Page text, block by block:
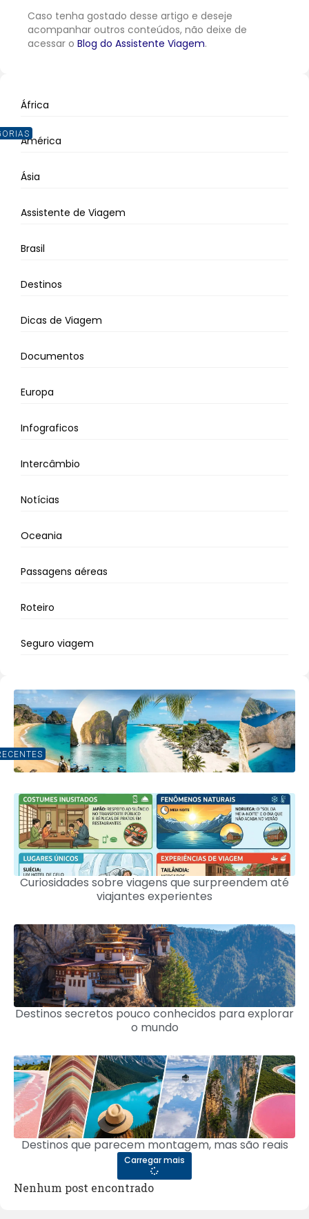
Caso tenha gostado desse artigo e deseje
acompanhar outros conteúdos, não deixe de
acessar o Blog do Assistente Viagem.
África
América
Ásia
Assistente de Viagem
Brasil
Destinos
Dicas de Viagem
Documentos
Europa
Infograficos
Intercâmbio
Notícias
Oceania
Passagens aéreas
Roteiro
Seguro viagem
Curiosidades sobre viagens que surpreendem até
viajantes experientes
Destinos secretos pouco conhecidos para explorar
o mundo
Destinos que parecem montagem, mas são reais
Carregar mais
Nenhum post encontrado